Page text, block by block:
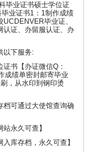
毕业证书硕士学位证
业证书1：1制作成绩
毕业证、
认证、办留服认证、办
以下服务:
书【办证微信Q：
成绩单密封邮寄毕业
，从水印到钢印烫
档可通过大使馆查询确
永久可查】
库存档，永久可查】